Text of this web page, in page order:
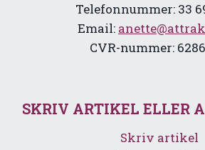
Telefonnummer: 33
Email:
CVR-nummer:
SKRIV ARTIKEL ELLER
Skriv artikel